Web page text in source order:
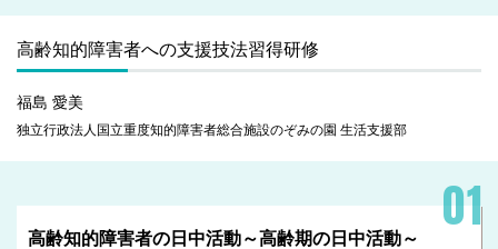
高齢知的障害者への支援技法習得研修
福島 愛美
独立行政法人国立重度知的障害者総合施設のぞみの園 生活支援部
高齢知的障害者の日中活動～高齢期の日中活動～